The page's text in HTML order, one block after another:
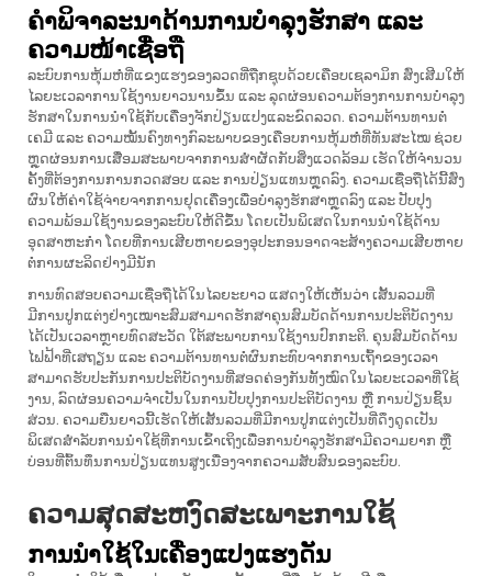
ຄຳພິຈາລະນາດ້ານການບຳລຸງຮັກສາ ແລະ
ຄວາມໜ້າເຊື່ອຖື
ລະບົບການຫຸ້ມຫໍ່ທີ່ແຂງແຮງຂອງລວດທີ່ຖືກຊຸບດ້ວຍເຄືອບເຊລາມິກ ສົ່ງເສີມໃຫ້
ໄລຍະເວລາການໃຊ້ງານຍາວນານຂຶ້ນ ແລະ ລຸດຜ່ອນຄວາມຕ້ອງການການບໍາລຸງ
ຮັກສາໃນການນຳໃຊ້ກັບເຄື່ອງຈັກປ່ຽນແປງແລະຂົດລວດ. ຄວາມຕ້ານທານຕໍ່
ເຄມີ ແລະ ຄວາມໝັ້ນຄົງທາງກົລະພາບຂອງເຄືອບການຫຸ້ມຫໍ່ທີ່ທັນສະໄໝ ຊ່ວຍ
ຫຼຸດຜ່ອນການເສື່ອມສະພາບຈາກການສຳຜັດກັບສິ່ງແວດລ້ອມ ເຮັດໃຫ້ຈຳນວນ
ຄັ້ງທີ່ຕ້ອງການການກວດສອບ ແລະ ການປ່ຽນແທນຫຼຸດລົງ. ຄວາມເຊື່ອຖືໄດ້ນີ້ສົ່ງ
ຜົນໃຫ້ຄ່າໃຊ້ຈ່າຍຈາກການຢຸດເຄື່ອງເພື່ອບໍາລຸງຮັກສາຫຼຸດລົງ ແລະ ປັບປຸງ
ຄວາມພ້ອມໃຊ້ງານຂອງລະບົບໃຫ້ດີຂຶ້ນ ໂດຍເປັນພິເສດໃນການນຳໃຊ້ດ້ານ
ອຸດສາຫະກຳ ໂດຍທີ່ການເສີຍຫາຍຂອງອຸປະກອນອາດຈະສ້າງຄວາມເສີຍຫາຍ
ຕໍ່ການຜະລິດຢ່າງມີນັກ
ການທົດສອບຄວາມເຊື່ອຖືໄດ້ໃນໄລຍະຍາວ ແສດງໃຫ້ເຫັນວ່າ ເສັ້ນລວມທີ່
ມີການປູກແຕ່ງຢ່າງເໝາະສົມສາມາດຮັກສາຄຸນສົມບັດດ້ານການປະຕິບັດງານ
ໄດ້ເປັນເວລາຫຼາຍທົດສະວັດ ໃຕ້ສະພາບການໃຊ້ງານປົກກະຕິ. ຄຸນສົມບັດດ້ານ
ໄຟຟ້າທີ່ເສຖຽນ ແລະ ຄວາມຕ້ານທານຕໍ່ຜົນກະທົບຈາກການເຖົ້າຂອງເວລາ
ສາມາດຮັບປະກັນການປະຕິບັດງານທີ່ສອດຄ່ອງກັນທັ້ງໝົດໃນໄລຍະເວລາທີ່ໃຊ້
ງານ, ລົດຜ່ອນຄວາມຈຳເປັນໃນການປັບປຸງການປະຕິບັດງານ ຫຼື ການປ່ຽນຊິ້ນ
ສ່ວນ. ຄວາມຍືນຍາວນີ້ເຮັດໃຫ້ເສັ້ນລວມທີ່ມີການປູກແຕ່ງເປັນທີ່ດຶງດູດເປັນ
ພິເສດສຳລັບການນຳໃຊ້ທີ່ການເຂົ້າເຖິງເພື່ອການບໍາລຸງຮັກສາມີຄວາມຍາກ ຫຼື
ບ່ອນທີ່ຕົ້ນທຶນການປ່ຽນແທນສູງເນື່ອງຈາກຄວາມສັບສົນຂອງລະບົບ.
ຄວາມສຸດສະຫງົດສະເພາະການໃຊ້
ການນຳໃຊ້ໃນເຄື່ອງແປງແຮງດັນ